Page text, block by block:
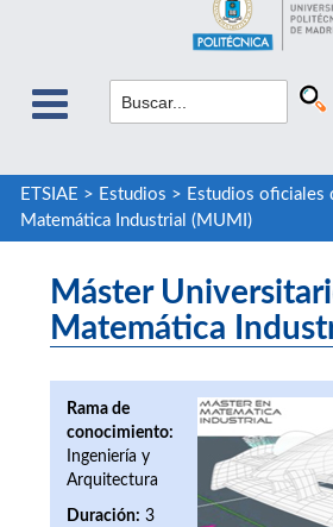
ETSIAE > Estudios > Estudios oficiales
Matemática Industrial (MUMI)
Máster
Matemática
Rama de
conocimiento:
Ingeniería y
Arquitectura
Duración: 3